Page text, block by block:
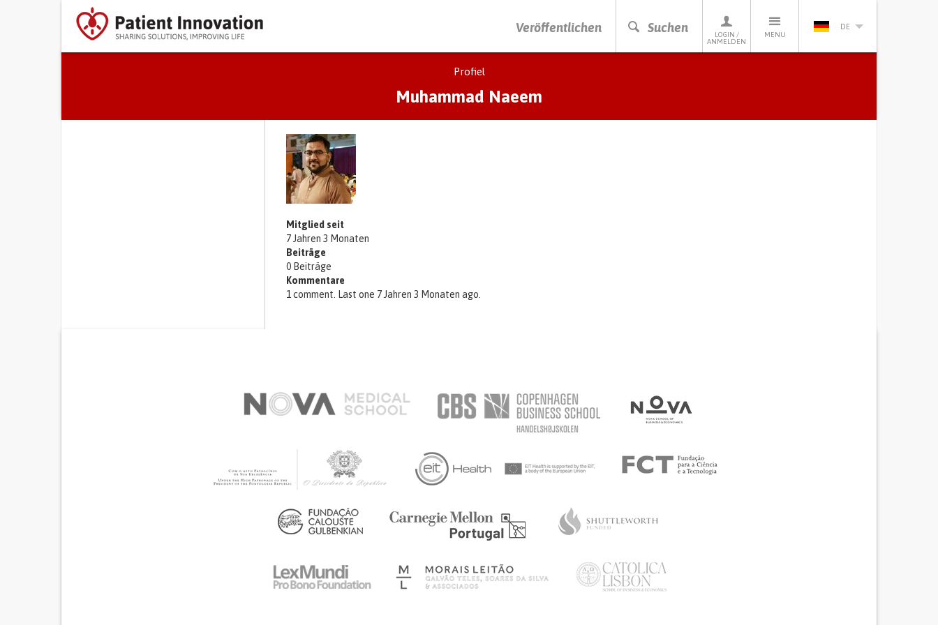
Veröffentlichen Suchen
LOGIN /
ANMELDEN
MENU
DE
DRÜCKEN SIE AUF ENTER UM DIE SUCHE ZU STARTEN
Profiel
Muhammad Naeem
Mitglied seit
7 Jahren 3 Monaten
Beiträge
0 Beiträge
Kommentare
1 comment. Last one 7 Jahren 3 Monaten ago.